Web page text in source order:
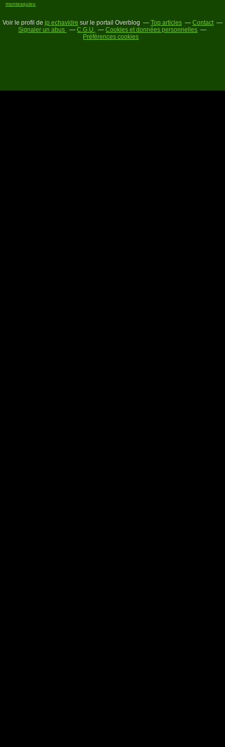
montesquieu
Voir le profil de jp echavidre sur le portail Overblog Top articles
Contact
Signaler un abus
C.G.U.
Cookies et données personnelles
Préférences cookies